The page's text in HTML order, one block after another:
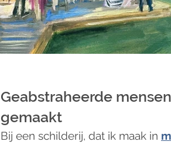
Geabstraheerde
gemaakt
Bij een schilderij, dat ik maak in